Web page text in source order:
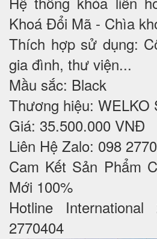
Khoá Đổi Mã - Chìa
Thích hợp sử dụng:
gia đình, thư viện...
Mầu sắc: Black
Thương hiệu: WELKO
Giá: 35.500.000 VNĐ
Liên Hệ Zalo: 098
Cam Kết Sản Phẩm
Mới 100%
Hotline
2770404